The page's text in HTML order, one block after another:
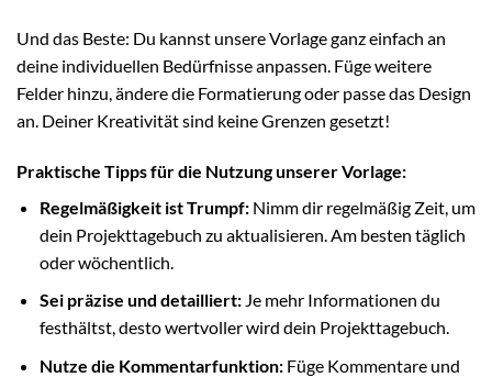
Und das Beste: Du kannst unsere Vorlage ganz einfach an
deine individuellen Bedürfnisse anpassen. Füge weitere
Felder hinzu, ändere die Formatierung oder passe das Design
an. Deiner Kreativität sind keine Grenzen gesetzt!
Praktische Tipps für die Nutzung unserer Vorlage:
Regelmäßigkeit ist Trumpf:Nimm dir regelmäßig Zeit, um
dein Projekttagebuch zu aktualisieren. Am besten täglich
oder wöchentlich.
Sei präzise und detailliert:Je mehr Informationen du
festhältst, desto wertvoller wird dein Projekttagebuch.
Nutze die Kommentarfunktion:Füge Kommentare und